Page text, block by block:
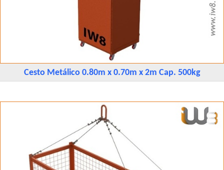
Cesto Metálico 0.80m x 0.70m x 2m Cap. 500kg